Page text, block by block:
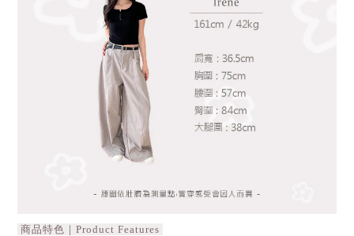
商品特色｜Product Features